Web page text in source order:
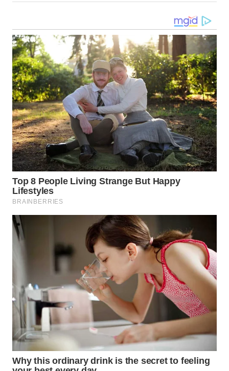
MALUT
WN
DAIRI
WN
DANAU
TOBA
WN
NIAS
WN
LANGKAT
TAPANULI
SELATAN
TANJUNG
LESUNG
KARO
WN
SIMALUNGUN